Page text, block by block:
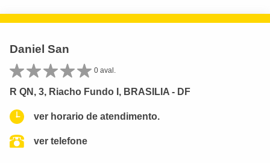
Daniel San
0 aval.
R QN, 3, Riacho Fundo I, BRASILIA - DF
ver horario de atendimento.
ver telefone